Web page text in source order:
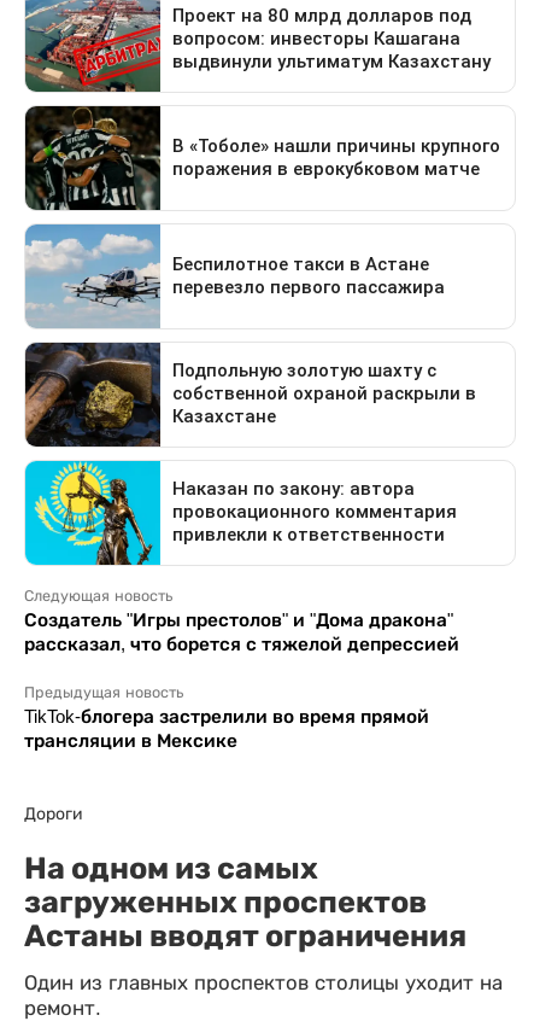
Следующая новость
Создатель "Игры престолов" и "Дома дракона"
рассказал, что борется с тяжелой депрессией
Предыдущая новость
TikTok-блогера застрелили во время прямой
трансляции в Мексике
Дороги
На одном из самых
загруженных проспектов
Астаны вводят ограничения
Один из главных проспектов столицы уходит на
ремонт.